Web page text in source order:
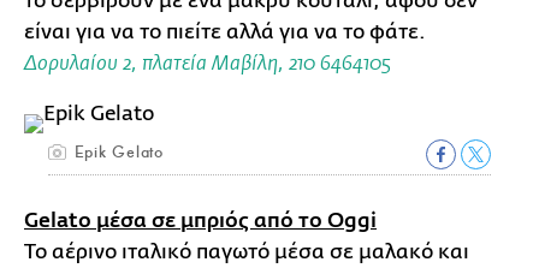
είναι για να το πιείτε αλλά για να το φάτε.
Δορυλαίου 2, πλατεία Μαβίλη, 210 6464105
Epik Gelato
Gelato μέσα σε μπριός από το Oggi
Το αέρινο ιταλικό παγωτό μέσα σε μαλακό και